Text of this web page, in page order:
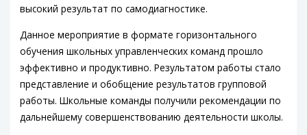
высокий результат по самодиагностике.
Данное мероприятие в формате горизонтального
обучения школьных управленческих команд прошло
эффективно и продуктивно. Результатом работы стало
представление и обобщение результатов групповой
работы. Школьные команды получили рекомендации по
дальнейшему совершенствованию деятельности школы.